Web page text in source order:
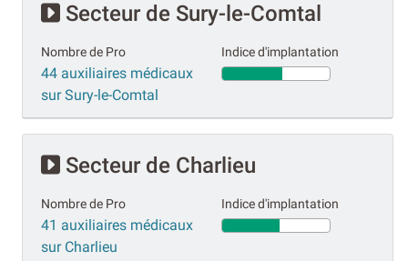
Secteur de Sury-le-Comtal
Nombre de Pro
44 auxiliaires médicaux
sur Sury-le-Comtal
Indice d'implantation
Secteur de Charlieu
Nombre de Pro
41 auxiliaires médicaux
sur Charlieu
Indice d'implantation